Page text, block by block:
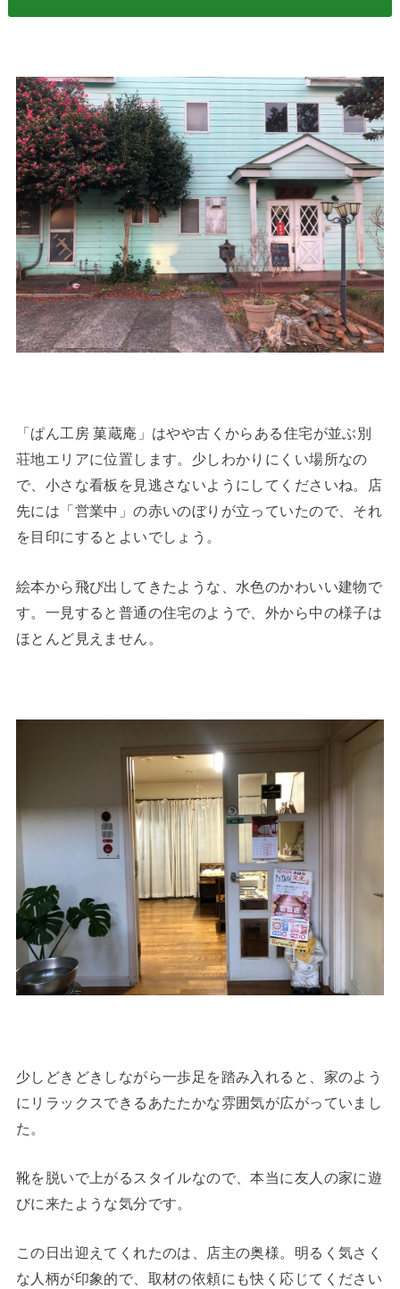
「ぱん工房 菓蔵庵」はやや古くからある住宅が並ぶ別
荘地エリアに位置します。少しわかりにくい場所なの
で、小さな看板を見逃さないようにしてくださいね。店
先には「営業中」の赤いのぼりが立っていたので、それ
を目印にするとよいでしょう。
絵本から飛び出してきたような、水色のかわいい建物で
す。一見すると普通の住宅のようで、外から中の様子は
ほとんど見えません。
少しどきどきしながら一歩足を踏み入れると、家のよう
にリラックスできるあたたかな雰囲気が広がっていまし
た。
靴を脱いで上がるスタイルなので、本当に友人の家に遊
びに来たような気分です。
この日出迎えてくれたのは、店主の奥様。明るく気さく
な人柄が印象的で、取材の依頼にも快く応じてください